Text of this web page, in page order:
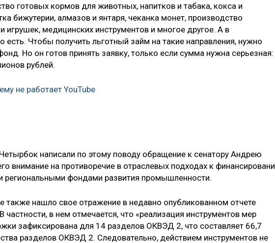
готовых кормов для животных, напитков и табака, кокса и
бижутерии, алмазов и янтаря, чеканка монет, производство
игрушек, медицинских инструментов и многое другое. А в
есть. Чтобы получить льготный займ на такие направления, нужно
Но он готов принять заявку, только если сумма нужна серьезная:
рублей.
не работает YouTube
написали по этому поводу обращение к сенатору Андрею
внимание на противоречие в отраслевых подходах к
региональными фондами развития промышленности.
также нашло свое отражение в недавно опубликованном отчете
частности, в нем отмечается, что «реализация инструментов мер
зафиксирована для 14 разделов ОКВЭД 2, что составляет 66,7
разделов ОКВЭД 2. Следовательно, действием инструментов не